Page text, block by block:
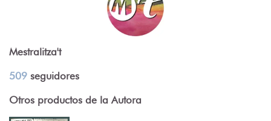
Mestralitza't
509 seguidores
Otros productos de la Autora